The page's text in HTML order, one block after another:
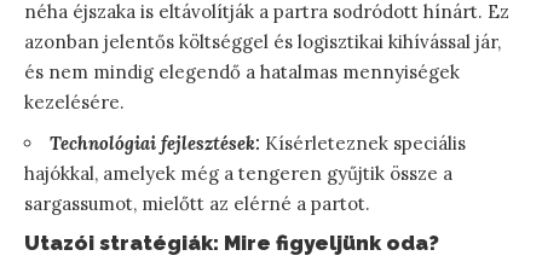
néha éjszaka is eltávolítják a partra sodródott hínárt. Ez
azonban jelentős költséggel és logisztikai kihívással jár,
és nem mindig elegendő a hatalmas mennyiségek
kezelésére.
Technológiai fejlesztések: Kísérleteznek speciális
hajókkal, amelyek még a tengeren gyűjtik össze a
sargassumot, mielőtt az elérné a partot.
Utazói stratégiák: Mire figyeljünk oda?